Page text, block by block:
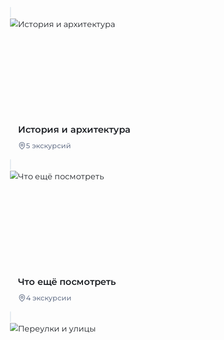
История и архитектура
5 экскурсий
Что ещё посмотреть
4 экскурсии